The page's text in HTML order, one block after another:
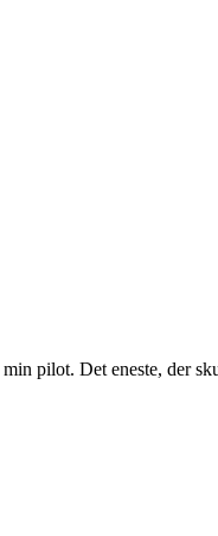
pilot. Det eneste, der